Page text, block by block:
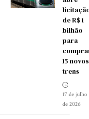
de R$ 1
bilhão
para
15 novos
trens
17 de julho
de 2026